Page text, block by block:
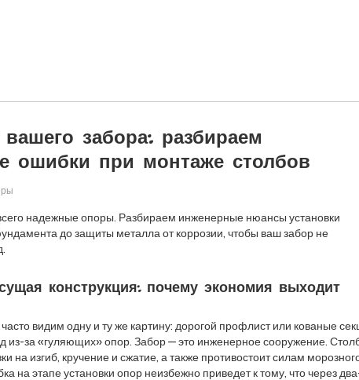
забора: разбираем
ошибки при монтаже столбов
надежные опоры. Разбираем инженерные нюансы установки
до защиты металла от коррозии, чтобы ваш забор не
конструкция: почему экономия выходит
видим одну и ту же картину: дорогой профлист или кованые
из-за «гуляющих» опор. Забор — это инженерное сооружение.
на изгиб, кручение и сжатие, а также противостоит силам
на этапе установки опор неизбежно приведет к тому, что через